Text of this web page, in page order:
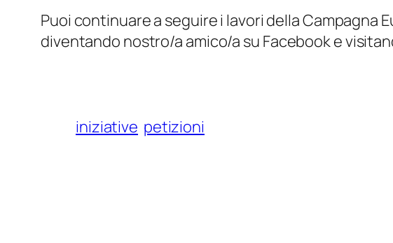
Puoi continuare a seguire i lavori della Campagna
diventando nostro/a amico/a su Facebook e
iniziative petizioni